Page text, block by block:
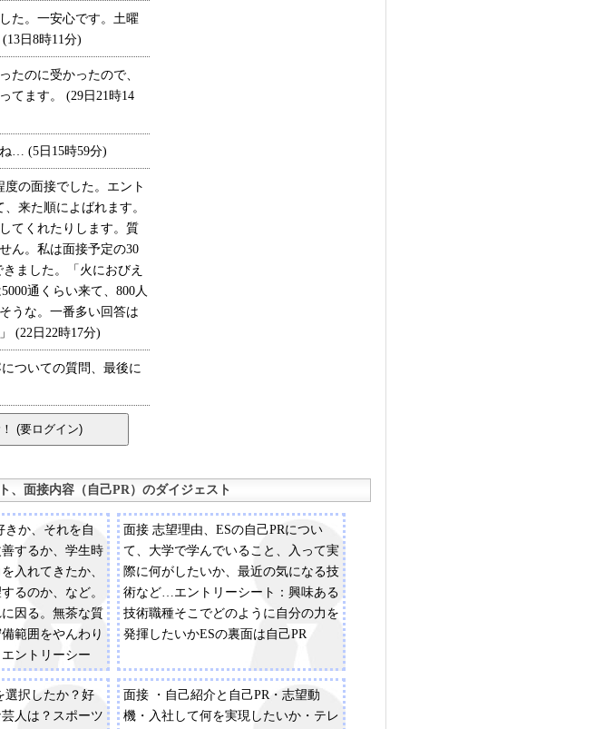
た。一安心です。土曜
日8時11分)
たのに受かったので、
てます。 (29日21時14
… (5日15時59分)
の面接でした。エント
来た順によばれます。
てくれたりします。質
ん。私は面接予定の30
ました。「火におびえ
通くらい来て、800人
うな。一番多い回答は
(22日22時17分)
ついての質問、最後に
、面接内容（自己PR）のダイジェスト
きか、それを自
するか、学生時
入れてきたか、
るのか、など。
因る。無茶な質
範囲をやんわり
ントリーシー
枚は一般的な履
もう1枚には課
最近ギラギラし
面接 志望理由、ESの自己PRについ
て、大学で学んでいること、入って実
際に何がしたいか、最近の気になる技
術など…エントリーシート：興味ある
技術職種そこでどのように自分の力を
発揮したいかESの裏面は自己PR
選択したか？好
人は？スポーツ
面接 ・自己紹介と自己PR・志望動
機・入社して何を実現したいか・テレ